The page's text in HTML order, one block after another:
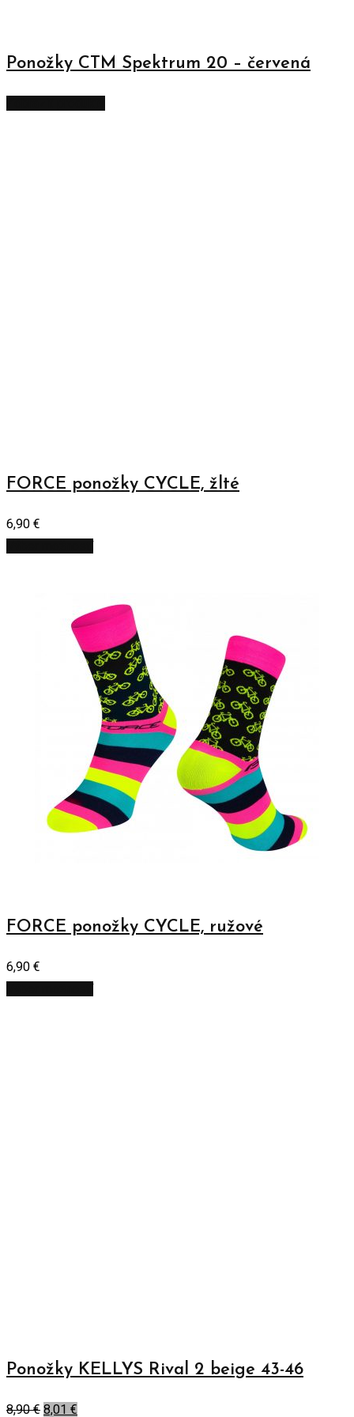
Ponožky CTM Spektrum 20 – červená
FORCE ponožky CYCLE, žlté
6,90 €
FORCE ponožky CYCLE, ružové
6,90 €
Ponožky KELLYS Rival 2 beige 43-46
8,90€ 8,01 €